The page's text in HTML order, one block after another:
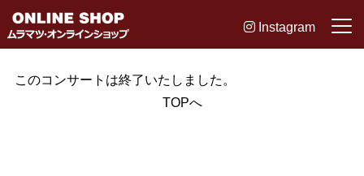
Instagram
このコンサートは終了いたしました。
TOPへ